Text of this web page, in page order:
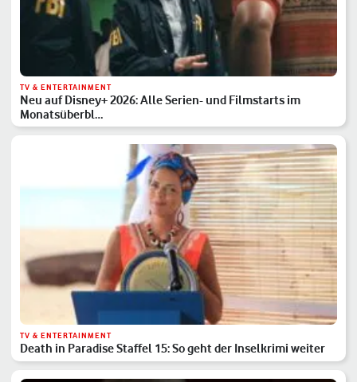
TV & ENTERTAINMENT
Neu auf Disney+ 2026: Alle Serien- und Filmstarts im
Monatsüberbl…
TV & ENTERTAINMENT
Death in Paradise Staffel 15: So geht der Inselkrimi weiter